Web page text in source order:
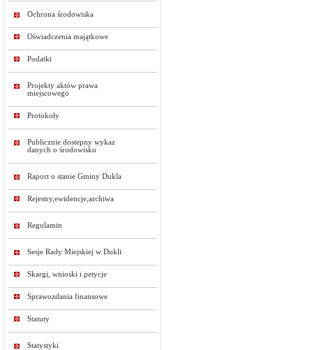
Ochrona środowiska
Oświadczenia majątkowe
Podatki
Projekty aktów prawa
miejscowego
Protokoły
Publicznie dostepny wykaz
danych o środowisku
Raport o stanie Gminy Dukla
Rejestry,ewidencje,archiwa
Regulamin
Sesje Rady Miejskiej w Dukli
Skargi, wnioski i petycje
Sprawozdania finansowe
Statuty
Statystyki